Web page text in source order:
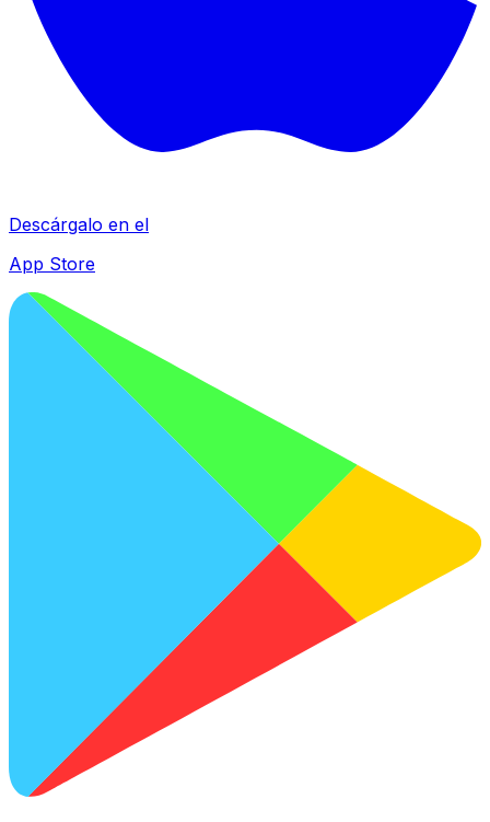
Descárgalo en el
App Store